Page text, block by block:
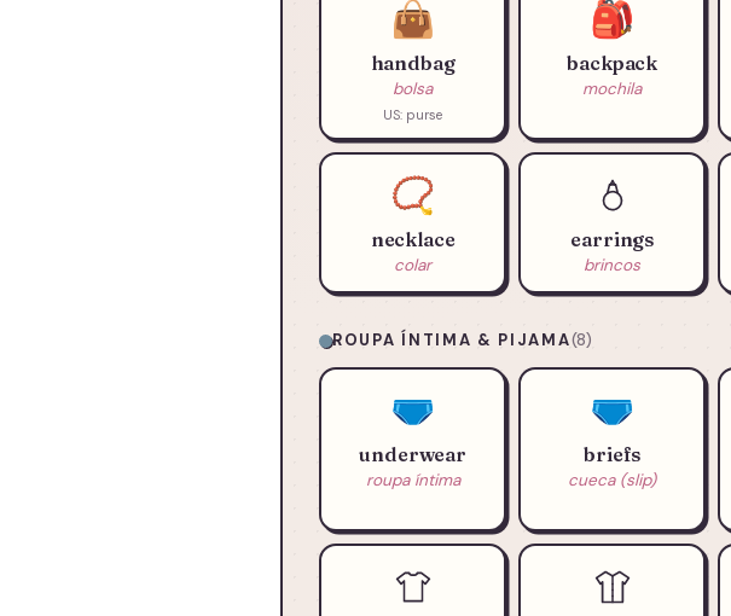
👜
handbag
bolsa
US: purse
🎒
backpack
mochila
📿
necklace
colar
earrings
brincos
ROUPA ÍNTIMA & PIJAMA(8)
🩲
underwear
roupa íntima
🩲
briefs
cueca (slip)